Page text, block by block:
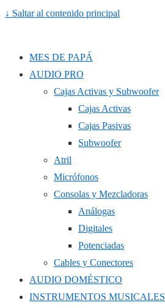
↓ Saltar al contenido principal
MES DE PAPÁ
AUDIO PRO
Cajas Activas y Subwoofer
Cajas Activas
Cajas Pasivas
Subwoofer
Atril
Micrófonos
Consolas y Mezcladoras
Análogas
Digitales
Potenciadas
Cables y Conectores
AUDIO DOMÉSTICO
INSTRUMENTOS MUSICALES